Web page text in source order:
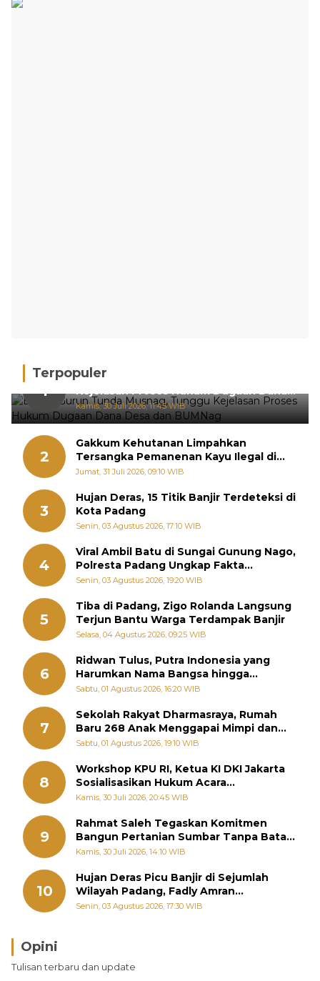
Terpopuler
1
BPRN Gurun Tunda Musnag, Tunggu
Kejelasan Proses Hukum Dugaan Dana
Desa dan BUMNag
Kamis, 30 Juli 2026, 11:45 WIB
2
Gakkum Kehutanan Limpahkan
Tersangka Pemanenan Kayu Ilegal di
Sariak Bayang ke Kejari Solok
Jumat, 31 Juli 2026, 09:10 WIB
3
Hujan Deras, 15 Titik Banjir Terdeteksi di
Kota Padang
Senin, 03 Agustus 2026, 17:10 WIB
4
Viral Ambil Batu di Sungai Gunung Nago,
Polresta Padang Ungkap Fakta
Sebenarnya
Senin, 03 Agustus 2026, 19:20 WIB
5
Tiba di Padang, Zigo Rolanda Langsung
Terjun Bantu Warga Terdampak Banjir
Selasa, 04 Agustus 2026, 09:25 WIB
6
Ridwan Tulus, Putra Indonesia yang
Harumkan Nama Bangsa hingga
Diabadikan dalam Buku Jepang
Sabtu, 01 Agustus 2026, 16:20 WIB
7
Sekolah Rakyat Dharmasraya, Rumah
Baru 268 Anak Menggapai Mimpi dan
Memutus Rantai Kemiskinan
Sabtu, 01 Agustus 2026, 19:10 WIB
8
Workshop KPU RI, Ketua KI DKI Jakarta
Sosialisasikan Hukum Acara
Penyelesaian Sengketa Informasi Publik
Kamis, 30 Juli 2026, 20:45 WIB
9
Rahmat Saleh Tegaskan Komitmen
Bangun Pertanian Sumbar Tanpa Batas
Wilayah Dapil
Kamis, 30 Juli 2026, 14:10 WIB
10
Hujan Deras Picu Banjir di Sejumlah
Wilayah Padang, Fadly Amran
Perintahkan OPD Siaga
Senin, 03 Agustus 2026, 17:30 WIB
Opini
Tulisan terbaru dan update
Brasil Lebih Diunggulkan, tetapi Jepang Selalu
Punya Cara Membuat Kejutan